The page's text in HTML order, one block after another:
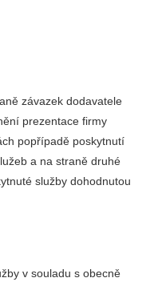
závazek dodavatele
prezentace firmy
popřípadě poskytnutí
a na straně druhé
služby dohodnutou
v souladu s obecně